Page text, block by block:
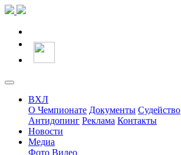
ВХЛ
О Чемпионате Документы Судейство
Антидопинг Реклама Контакты
Новости
Медиа
Фото Видео